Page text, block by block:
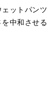
ットパンツ
中和させる